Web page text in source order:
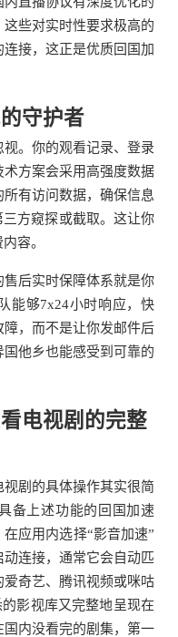
些对实时性要求极高的
接，这正是优质回国加
守护者
。你的观看记录、登录
方案会采用高强度数据
有访问数据，确保信息
方窥探或截取。这让你
容。
后实时保障体系就是你
能够7x24小时响应，快
，而不是让你发邮件后
他乡也能感受到可靠的
电视剧的完整
剧的具体操作其实很简
备上述功能的回国加速
应用内选择“影音加速”
连接，通常它会自动匹
奇艺、腾讯视频或咪咕
影视库又完整地呈现在
内没看完的剧集，第一